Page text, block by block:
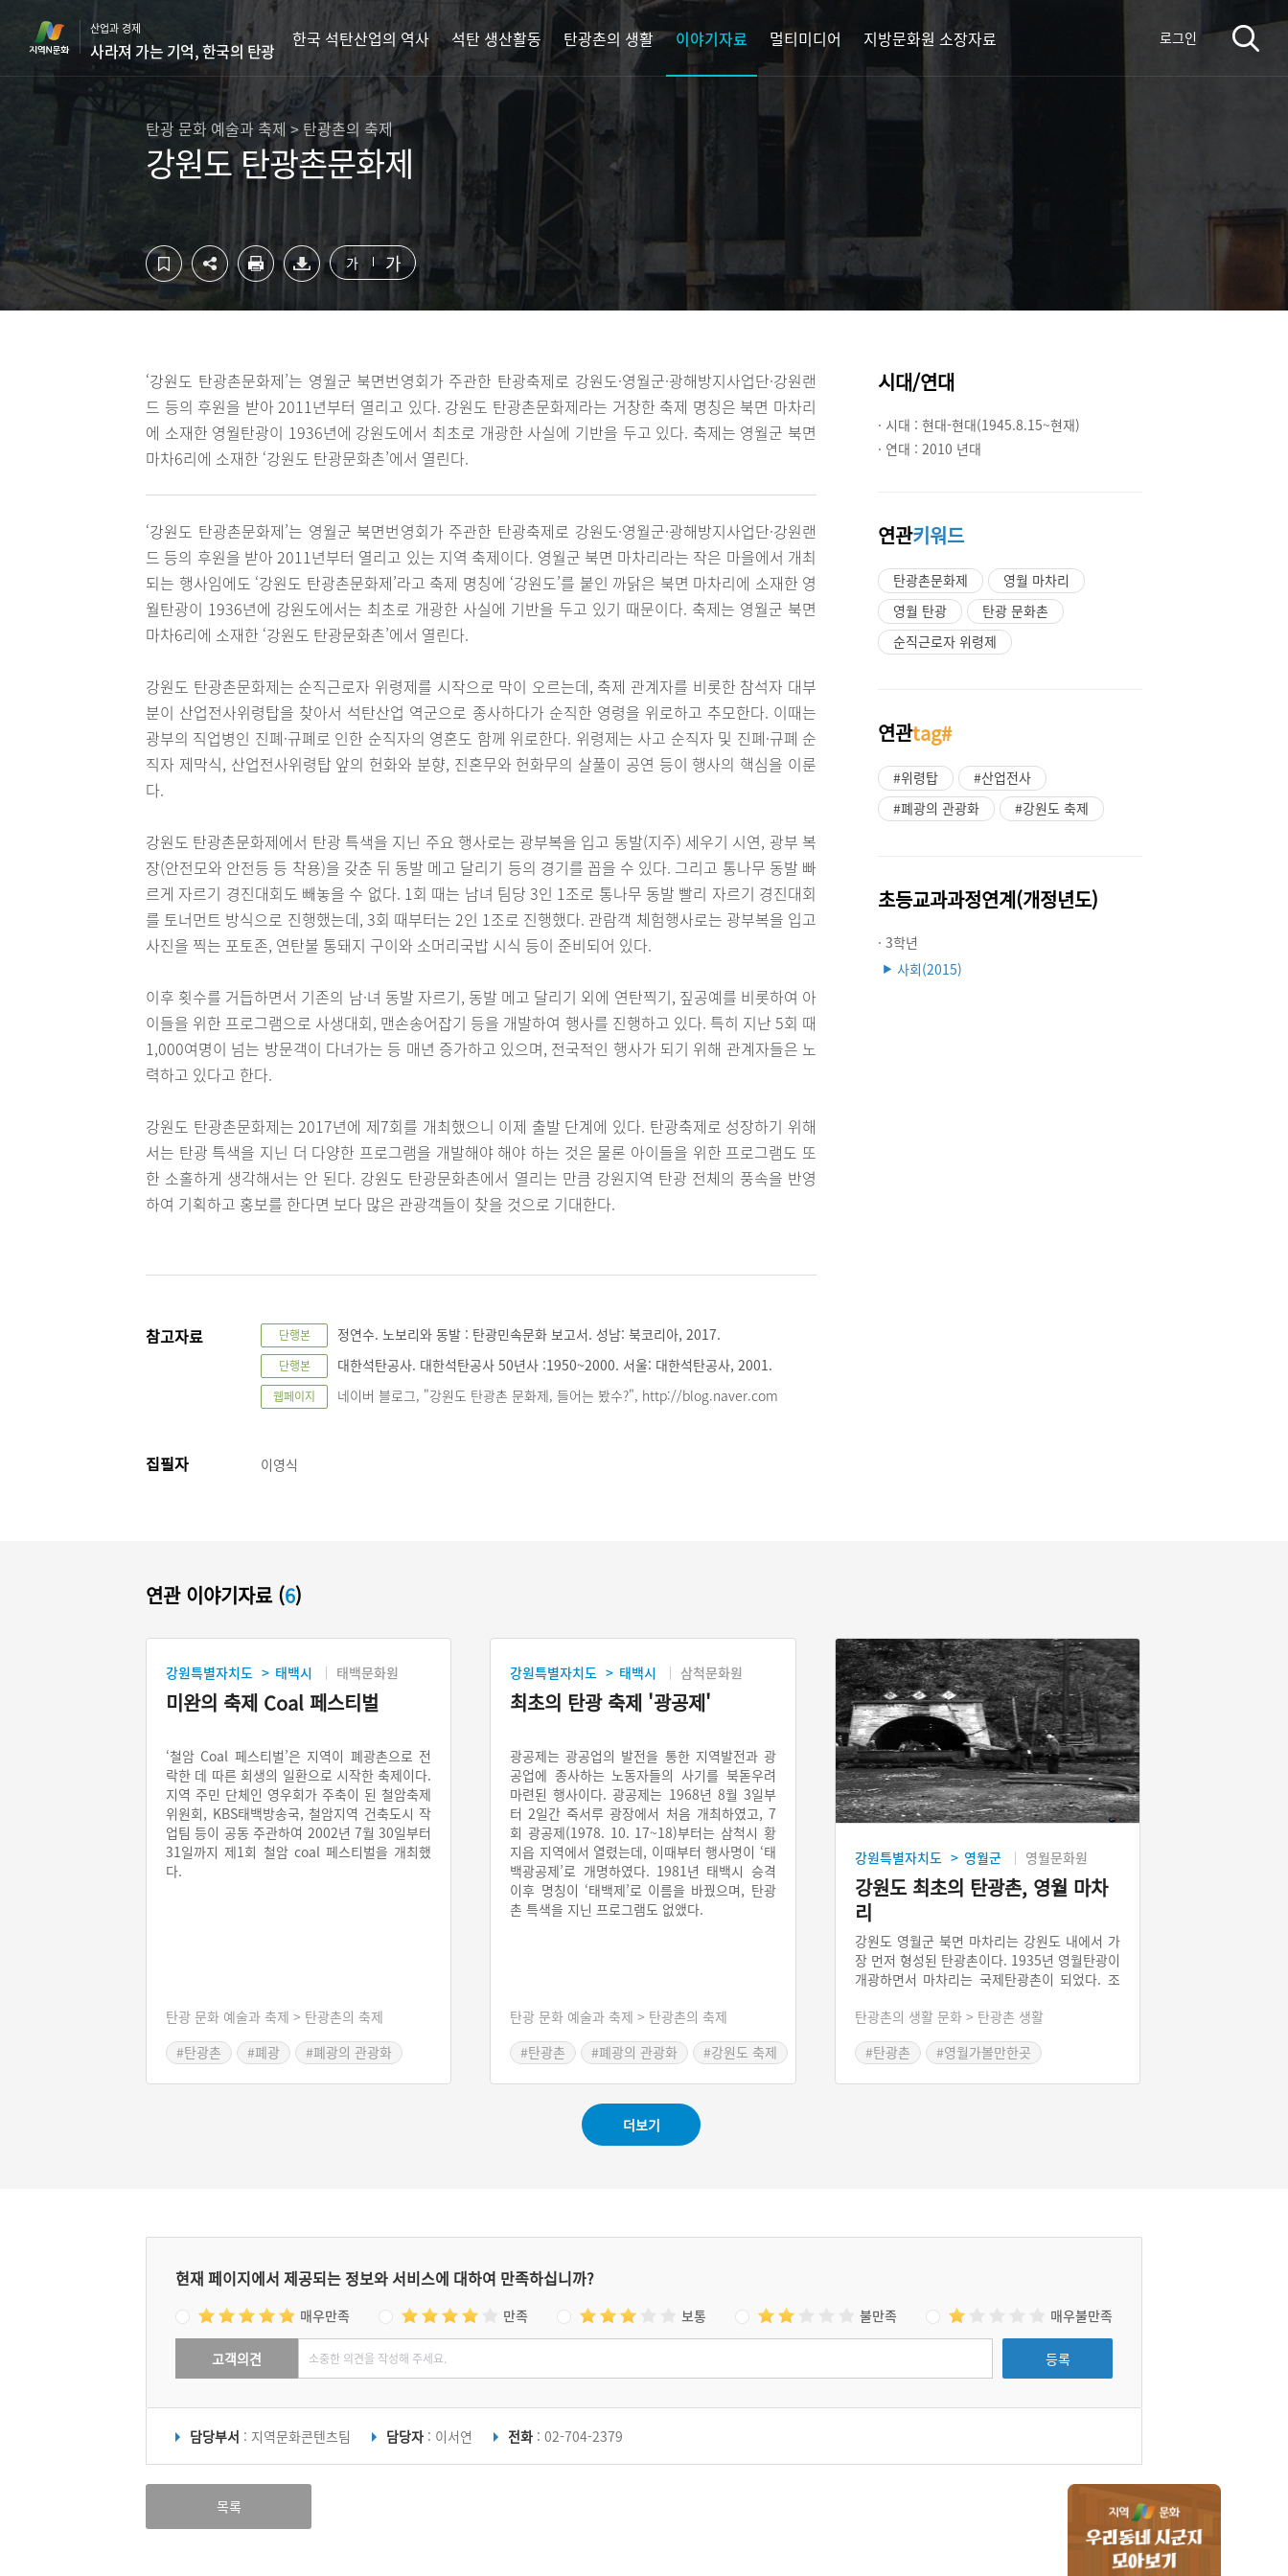
영
역
산업과 경제
사라져 가는 기억, 한국의 탄광
한국 석탄산업의 역사 석탄 생산활동 탄광촌의 생활 이야기자료 멀티미디어 지방문화원 소장자료 로그인
탄광 문화 예술과 축제 > 탄광촌의 축제
강원도 탄광촌문화제
가 가
‘강원도 탄광촌문화제’는 영월군 북면번영회가 주관한 탄광축제로 강원도·영월군·광해방지사업단·강원랜
드 등의 후원을 받아 2011년부터 열리고 있다. 강원도 탄광촌문화제라는 거창한 축제 명칭은 북면 마차리
에 소재한 영월탄광이 1936년에 강원도에서 최초로 개광한 사실에 기반을 두고 있다. 축제는 영월군 북면
마차6리에 소재한 ‘강원도 탄광문화촌’에서 열린다.
‘강원도 탄광촌문화제’는 영월군 북면번영회가 주관한 탄광축제로 강원도·영월군·광해방지사업단·강원랜
드 등의 후원을 받아 2011년부터 열리고 있는 지역 축제이다. 영월군 북면 마차리라는 작은 마을에서 개최
되는 행사임에도 ‘강원도 탄광촌문화제’라고 축제 명칭에 ‘강원도’를 붙인 까닭은 북면 마차리에 소재한 영
월탄광이 1936년에 강원도에서는 최초로 개광한 사실에 기반을 두고 있기 때문이다. 축제는 영월군 북면
마차6리에 소재한 ‘강원도 탄광문화촌’에서 열린다.
강원도 탄광촌문화제는 순직근로자 위령제를 시작으로 막이 오르는데, 축제 관계자를 비롯한 참석자 대부
분이 산업전사위령탑을 찾아서 석탄산업 역군으로 종사하다가 순직한 영령을 위로하고 추모한다. 이때는
광부의 직업병인 진폐·규폐로 인한 순직자의 영혼도 함께 위로한다. 위령제는 사고 순직자 및 진폐·규폐 순
직자 제막식, 산업전사위령탑 앞의 헌화와 분향, 진혼무와 헌화무의 살풀이 공연 등이 행사의 핵심을 이룬
다.
강원도 탄광촌문화제에서 탄광 특색을 지닌 주요 행사로는 광부복을 입고 동발(지주) 세우기 시연, 광부 복
장(안전모와 안전등 등 착용)을 갖춘 뒤 동발 메고 달리기 등의 경기를 꼽을 수 있다. 그리고 통나무 동발 빠
르게 자르기 경진대회도 빼놓을 수 없다. 1회 때는 남녀 팀당 3인 1조로 통나무 동발 빨리 자르기 경진대회
를 토너먼트 방식으로 진행했는데, 3회 때부터는 2인 1조로 진행했다. 관람객 체험행사로는 광부복을 입고
사진을 찍는 포토존, 연탄불 통돼지 구이와 소머리국밥 시식 등이 준비되어 있다.
이후 횟수를 거듭하면서 기존의 남·녀 동발 자르기, 동발 메고 달리기 외에 연탄찍기, 짚공예를 비롯하여 아
이들을 위한 프로그램으로 사생대회, 맨손송어잡기 등을 개발하여 행사를 진행하고 있다. 특히 지난 5회 때
1,000여명이 넘는 방문객이 다녀가는 등 매년 증가하고 있으며, 전국적인 행사가 되기 위해 관계자들은 노
력하고 있다고 한다.
강원도 탄광촌문화제는 2017년에 제7회를 개최했으니 이제 출발 단계에 있다. 탄광축제로 성장하기 위해
서는 탄광 특색을 지닌 더 다양한 프로그램을 개발해야 해야 하는 것은 물론 아이들을 위한 프로그램도 또
한 소홀하게 생각해서는 안 된다. 강원도 탄광문화촌에서 열리는 만큼 강원지역 탄광 전체의 풍속을 반영
하여 기획하고 홍보를 한다면 보다 많은 관광객들이 찾을 것으로 기대한다.
참고자료 단행본 정연수. 노보리와 동발 : 탄광민속문화 보고서. 성남: 북코리아, 2017.
단행본 대한석탄공사. 대한석탄공사 50년사 :1950~2000. 서울: 대한석탄공사, 2001.
웹페이지 네이버 블로그, "강원도 탄광촌 문화제, 들어는 봤수?", http://blog.naver.com
집필자 이영식
시대/연대
· 시대 : 현대-현대(1945.8.15~현재)
· 연대 : 2010 년대
연관키워드
탄광촌문화제
영월 마차리
영월 탄광
탄광 문화촌
순직근로자 위령제
연관tag#
#위령탑
#산업전사
#폐광의 관광화
#강원도 축제
초등교과과정연계(개정년도)
· 3학년
▶ 사회(2015)
연관 이야기자료 (6)
강원특별자치도 > 태백시 태백문화원
미완의 축제 Coal 페스티벌
‘철암 Coal 페스티벌’은 지역이 폐광촌으로 전
락한 데 따른 회생의 일환으로 시작한 축제이다.
지역 주민 단체인 영우회가 주축이 된 철암축제
위원회, KBS태백방송국, 철암지역 건축도시 작
업팀 등이 공동 주관하여 2002년 7월 30일부터
31일까지 제1회 철암 coal 페스티벌을 개최했
다.
탄광 문화 예술과 축제 > 탄광촌의 축제
#탄광촌
#폐광
#폐광의 관광화
강원특별자치도 > 태백시 삼척문화원
최초의 탄광 축제 '광공제'
광공제는 광공업의 발전을 통한 지역발전과 광
공업에 종사하는 노동자들의 사기를 북돋우려
마련된 행사이다. 광공제는 1968년 8월 3일부
터 2일간 죽서루 광장에서 처음 개최하였고, 7
회 광공제(1978. 10. 17~18)부터는 삼척시 황
지읍 지역에서 열렸는데, 이때부터 행사명이 ‘태
백광공제’로 개명하였다. 1981년 태백시 승격
이후 명칭이 ‘태백제’로 이름을 바꿨으며, 탄광
촌 특색을 지닌 프로그램도 없앴다.
탄광 문화 예술과 축제 > 탄광촌의 축제
#탄광촌
#폐광의 관광화 #강원도 축제
강원특별자치도 > 영월군 영월문화원
강원도 최초의 탄광촌, 영월 마차
리
강원도 영월군 북면 마차리는 강원도 내에서 가
장 먼저 형성된 탄광촌이다. 1935년 영월탄광이
개광하면서 마차리는 국제탄광촌이 되었다. 조
이 함께 탄광 작업에 투입되고 있었다. “진부기
생 배꼽엔 톱밥이 끼고, 마차기생 배꼽에는 탄가
루가 낀다”는 말이 유행할 정도였는데, 마차리
탄광촌의 생활 문화 > 탄광촌 생활
#탄광촌
#영월가볼만한곳
더보기
현재 페이지에서 제공되는 정보와 서비스에 대하여 만족하십니까?
매우만족 만족 보통 불만족 매우불만족
고객의견 등록
담당부서 : 지역문화콘텐츠팀 담당자 : 이서연 전화 : 02-704-2379
목록